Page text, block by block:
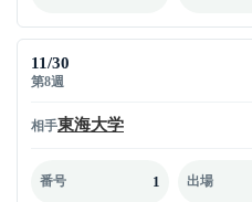
11/30
第8週
相手東海大学
番号 1 出場